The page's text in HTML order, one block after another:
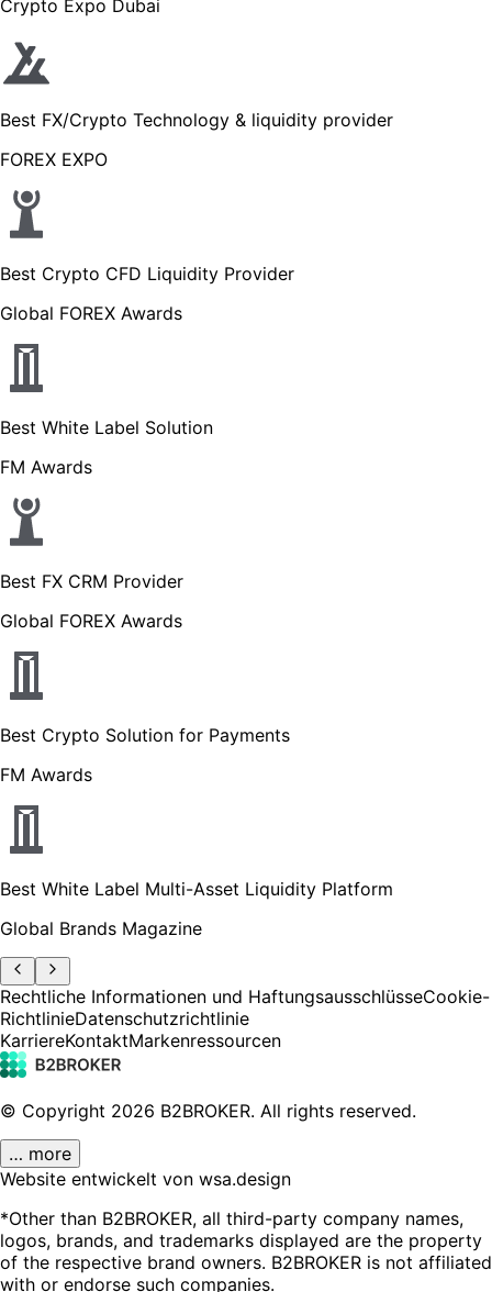
Crypto Expo Dubai
Best FX/Crypto Technology & liquidity provider
FOREX EXPO
Best Crypto CFD Liquidity Provider
Global FOREX Awards
Best White Label Solution
FM Awards
Best FX CRM Provider
Global FOREX Awards
Best Crypto Solution for Payments
FM Awards
Best White Label Multi-Asset Liquidity Platform
Global Brands Magazine
Rechtliche Informationen und HaftungsausschlüsseCookie-
RichtlinieDatenschutzrichtlinie
KarriereKontaktMarkenressourcen
© Copyright 2026 B2BROKER. All rights reserved.
… more
Website entwickelt von wsa.design
*Other than B2BROKER, all third-party company names,
logos, brands, and trademarks displayed are the property
of the respective brand owners. B2BROKER is not affiliated
with or endorse such companies.